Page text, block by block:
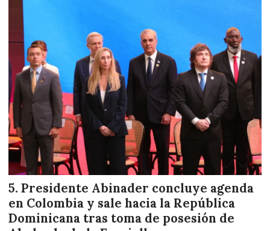
Presidente Abinader concluye agenda
en Colombia y sale hacia la República
Dominicana tras toma de posesión de